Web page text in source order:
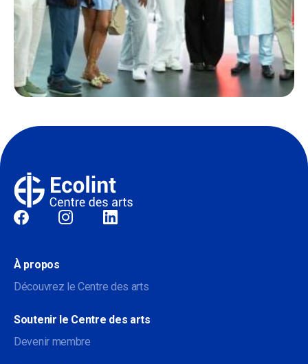
Sociale
À propos
Découvrez le Centre des arts
Soutenir le Centre des arts
Devenir membre